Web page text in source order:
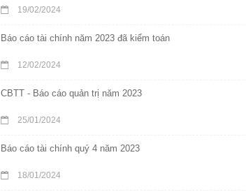
19/02/2024
Báo cáo tài chính năm 2023 đã kiểm toán
12/02/2024
CBTT - Báo cáo quản trị năm 2023
25/01/2024
Báo cáo tài chính quý 4 năm 2023
18/01/2024